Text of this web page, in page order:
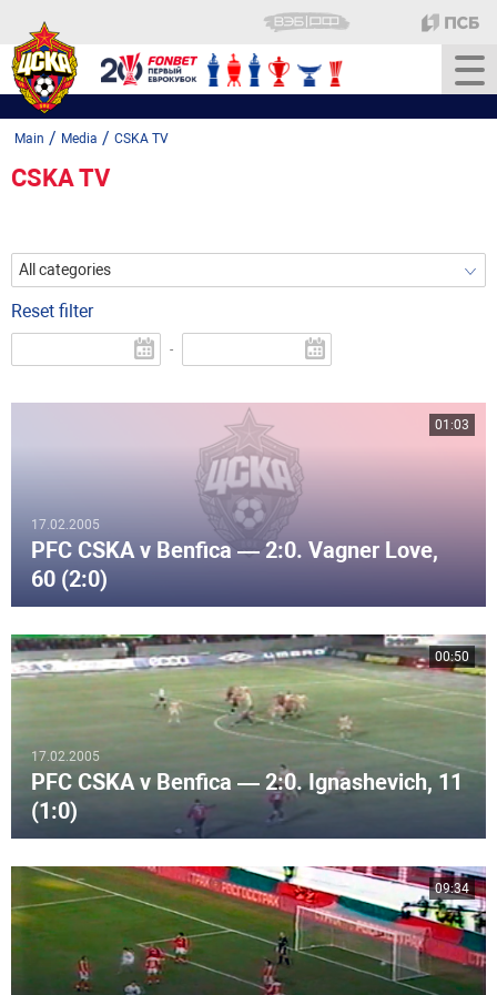
Main / Media / CSKA TV
CSKA TV
All categories
Reset filter
-
17.02.2005
PFC CSKA v Benfica — 2:0. Vagner Love,
60 (2:0)
01:03
17.02.2005
PFC CSKA v Benfica — 2:0. Ignashevich, 11
(1:0)
00:50
09:34